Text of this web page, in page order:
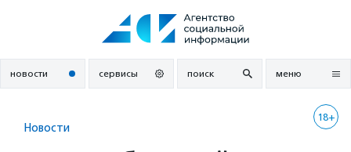
новости сервисы поиск меню
18+
Новости